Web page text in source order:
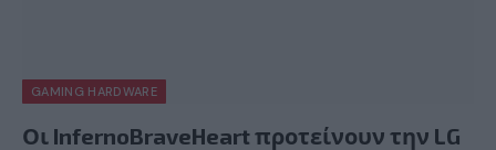
GAMING HARDWARE
Οι InfernoBraveHeart προτείνουν την LG